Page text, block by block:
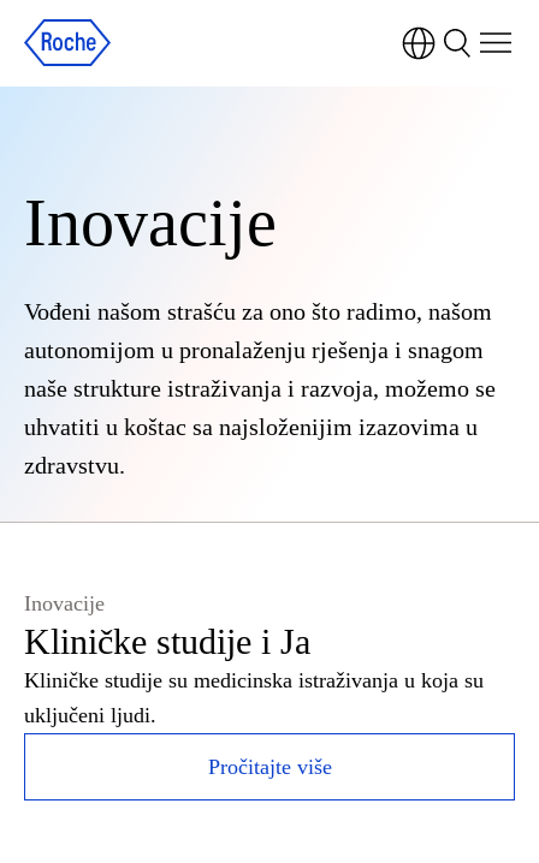
Inovacije
Vođeni našom strašću za ono što radimo, našom
autonomijom u pronalaženju rješenja i snagom
naše strukture istraživanja i razvoja, možemo se
uhvatiti u koštac sa najsloženijim izazovima u
zdravstvu.
Inovacije
Kliničke studije i Ja
Kliničke studije su medicinska istraživanja u koja su
uključeni ljudi.
Pročitajte više